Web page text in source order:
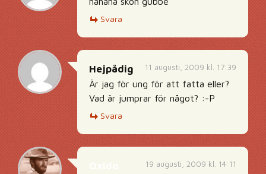
Svara
11 augusti, 2009 kl. 17:39
Hejpådig
Är jag för ung för att fatta eller?
Vad är jumprar för något? :-P
Svara
19 augusti, 2009 kl. 14:11